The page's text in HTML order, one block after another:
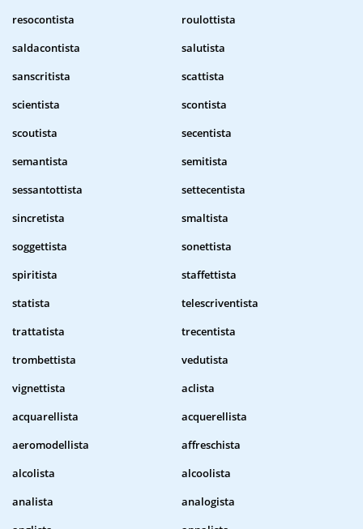
resocontista
roulottista
saldacontista
salutista
sanscritista
scattista
scientista
scontista
scoutista
secentista
semantista
semitista
sessantottista
settecentista
sincretista
smaltista
soggettista
sonettista
spiritista
staffettista
statista
telescriventista
trattatista
trecentista
trombettista
vedutista
vignettista
aclista
acquarellista
acquerellista
aeromodellista
affreschista
alcolista
alcoolista
analista
analogista